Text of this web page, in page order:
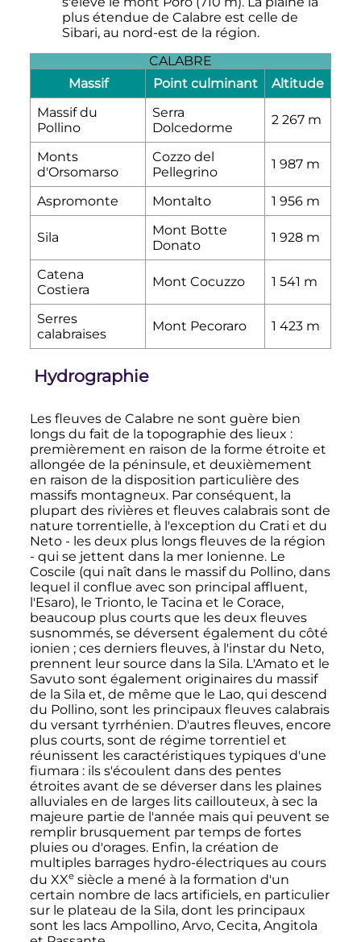
plus étendue de Calabre est celle de
Sibari, au nord-est de la région.
CALABRE
Massif
Point culminant
Altitude
Massif du
Pollino
Serra
Dolcedorme
2 267 m
Monts
d'Orsomarso
Cozzo del
Pellegrino
1 987 m
Aspromonte Montalto 1 956 m
Sila
Mont Botte
Donato
1 928 m
Catena
Costiera
Mont Cocuzzo 1 541 m
Serres
calabraises
Mont Pecoraro 1 423 m
Hydrographie
Les fleuves de Calabre ne sont guère bien
longs du fait de la topographie des lieux :
premièrement en raison de la forme étroite et
allongée de la péninsule, et deuxièmement
en raison de la disposition particulière des
massifs montagneux. Par conséquent, la
plupart des rivières et fleuves calabrais sont de
nature torrentielle, à l'exception du Crati et du
Neto - les deux plus longs fleuves de la région
- qui se jettent dans la mer Ionienne. Le
Coscile (qui naît dans le massif du Pollino, dans
lequel il conflue avec son principal affluent,
l'Esaro), le Trionto, le Tacina et le Corace,
beaucoup plus courts que les deux fleuves
susnommés, se déversent également du côté
ionien ; ces derniers fleuves, à l'instar du Neto,
prennent leur source dans la Sila. L'Amato et le
Savuto sont également originaires du massif
de la Sila et, de même que le Lao, qui descend
du Pollino, sont les principaux fleuves calabrais
du versant tyrrhénien. D'autres fleuves, encore
plus courts, sont de régime torrentiel et
réunissent les caractéristiques typiques d'une
fiumara : ils s'écoulent dans des pentes
étroites avant de se déverser dans les plaines
alluviales en de larges lits caillouteux, à sec la
majeure partie de l'année mais qui peuvent se
remplir brusquement par temps de fortes
pluies ou d'orages. Enfin, la création de
multiples barrages hydro-électriques au cours
du XXe siècle a mené à la formation d'un
certain nombre de lacs artificiels, en particulier
sur le plateau de la Sila, dont les principaux
sont les lacs Ampollino, Arvo, Cecita, Angitola